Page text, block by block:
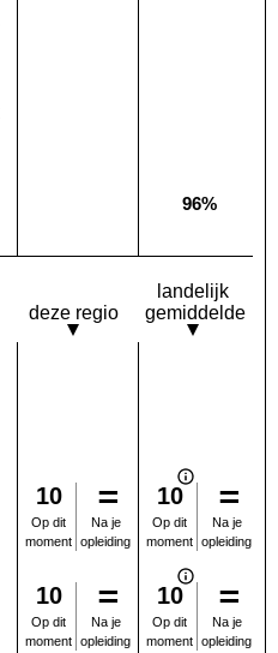
Deze opleiding:
Geen waarde bekendLandelijk
96%
deze regio
landelijk
gemiddelde
10
Op dit
moment
Na je
opleiding
10
Op dit
moment
Na je
opleiding
10
Op dit
moment
Na je
opleiding
10
Op dit
moment
Na je
opleiding